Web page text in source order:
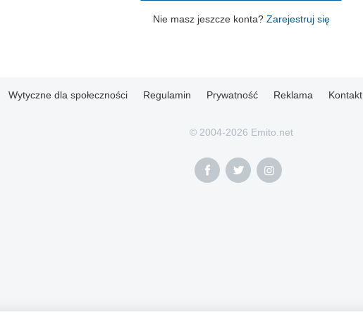
Nie masz jeszcze konta? Zarejestruj się
Wytyczne dla społeczności Regulamin Prywatność Reklama Kontakt
© 2004-2026 Emito.net